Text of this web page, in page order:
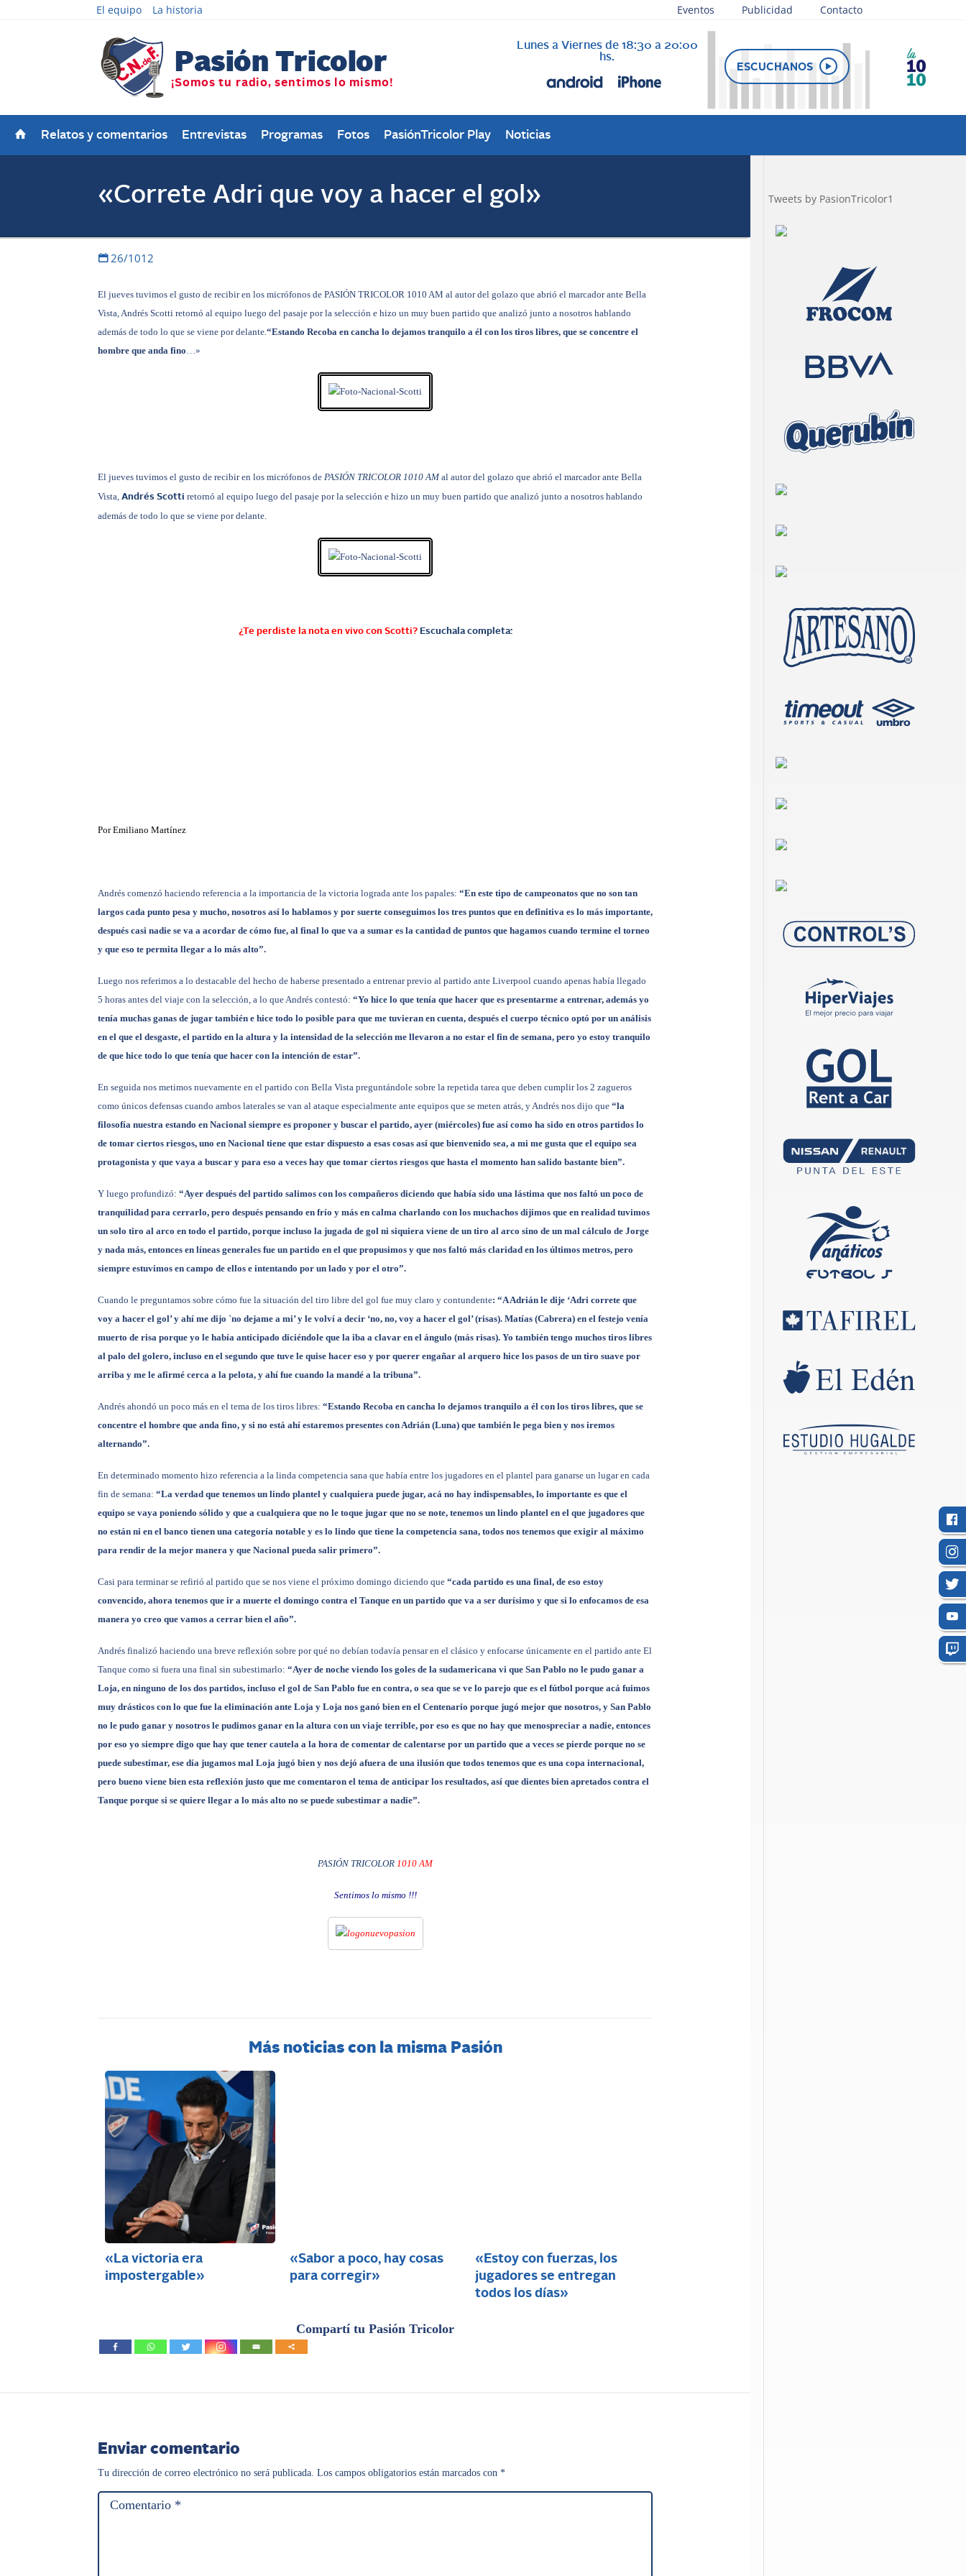
El equipo La historia Eventos Publicidad Contacto
Lunes a Viernes de 18:30 a 20:00
hs.
AL AIRE cada vez que juega
Nacional
ESCUCHANOS
Relatos y comentarios Entrevistas Programas Fotos PasiónTricolor Play Noticias
«Correte Adri que voy a hacer el gol»
26/1012
El jueves tuvimos el gusto de recibir en los micrófonos de PASIÓN TRICOLOR 1010 AM al autor del golazo que abrió el marcador ante Bella
Vista, Andrés Scotti retornó al equipo luego del pasaje por la selección e hizo un muy buen partido que analizó junto a nosotros hablando
además de todo lo que se viene por delante.“Estando Recoba en cancha lo dejamos tranquilo a él con los tiros libres, que se concentre el
hombre que anda fino…»
El jueves tuvimos el gusto de recibir en los micrófonos dePASIÓN TRICOLOR 1010 AMal autor del golazo que abrió el marcador ante Bella
Vista, Andrés Scotti retornó al equipo luego del pasaje por la selección e hizo un muy buen partido que analizó junto a nosotros hablando
además de todo lo que se viene por delante.
¿Te perdiste la nota en vivo con Scotti? Escuchala completa:
Por Emiliano Martínez
Andrés comenzó haciendo referencia a la importancia de la victoria lograda ante los papales: “En este tipo de campeonatos que no son tan
largos cada punto pesa y mucho, nosotros así lo hablamos y por suerte conseguimos los tres puntos que en definitiva es lo más importante,
después casi nadie se va a acordar de cómo fue, al final lo que va a sumar es la cantidad de puntos que hagamos cuando termine el torneo
y que eso te permita llegar a lo más alto”.
Luego nos referimos a lo destacable del hecho de haberse presentado a entrenar previo al partido ante Liverpool cuando apenas había llegado
5 horas antes del viaje con la selección, a lo que Andrés contestó: “Yo hice lo que tenía que hacer que es presentarme a entrenar, además yo
tenía muchas ganas de jugar también e hice todo lo posible para que me tuvieran en cuenta, después el cuerpo técnico optó por un análisis
en el que el desgaste, el partido en la altura y la intensidad de la selección me llevaron a no estar el fin de semana, pero yo estoy tranquilo
de que hice todo lo que tenía que hacer con la intención de estar”.
En seguida nos metimos nuevamente en el partido con Bella Vista preguntándole sobre la repetida tarea que deben cumplir los 2 zagueros
como únicos defensas cuando ambos laterales se van al ataque especialmente ante equipos que se meten atrás, y Andrés nos dijo que “la
filosofía nuestra estando en Nacional siempre es proponer y buscar el partido, ayer (miércoles) fue así como ha sido en otros partidos lo
de tomar ciertos riesgos, uno en Nacional tiene que estar dispuesto a esas cosas así que bienvenido sea, a mi me gusta que el equipo sea
protagonista y que vaya a buscar y para eso a veces hay que tomar ciertos riesgos que hasta el momento han salido bastante bien”.
Y luego profundizó: “Ayer después del partido salimos con los compañeros diciendo que había sido una lástima que nos faltó un poco de
tranquilidad para cerrarlo, pero después pensando en frío y más en calma charlando con los muchachos dijimos que en realidad tuvimos
un solo tiro al arco en todo el partido, porque incluso la jugada de gol ni siquiera viene de un tiro al arco sino de un mal cálculo de Jorge
y nada más, entonces en líneas generales fue un partido en el que propusimos y que nos faltó más claridad en los últimos metros, pero
siempre estuvimos en campo de ellos e intentando por un lado y por el otro”.
Cuando le preguntamos sobre cómo fue la situación del tiro libre del gol fue muy claro y contundente: “A Adrián le dije ‘Adri correte que
voy a hacer el gol’ y ahí me dijo `no dejame a mi’ y le volví a decir ‘no, no, voy a hacer el gol’ (risas). Matías (Cabrera) en el festejo venía
muerto de risa porque yo le había anticipado diciéndole que la iba a clavar en el ángulo (más risas). Yo también tengo muchos tiros libres
al palo del golero, incluso en el segundo que tuve le quise hacer eso y por querer engañar al arquero hice los pasos de un tiro suave por
arriba y me le afirmé cerca a la pelota, y ahí fue cuando la mandé a la tribuna”.
Andrés ahondó un poco más en el tema de los tiros libres: “Estando Recoba en cancha lo dejamos tranquilo a él con los tiros libres, que se
concentre el hombre que anda fino, y si no está ahí estaremos presentes con Adrián (Luna) que también le pega bien y nos iremos
alternando”.
En determinado momento hizo referencia a la linda competencia sana que había entre los jugadores en el plantel para ganarse un lugar en cada
fin de semana: “La verdad que tenemos un lindo plantel y cualquiera puede jugar, acá no hay indispensables, lo importante es que el
equipo se vaya poniendo sólido y que a cualquiera que no le toque jugar que no se note, tenemos un lindo plantel en el que jugadores que
no están ni en el banco tienen una categoría notable y es lo lindo que tiene la competencia sana, todos nos tenemos que exigir al máximo
para rendir de la mejor manera y que Nacional pueda salir primero”.
Casi para terminar se refirió al partido que se nos viene el próximo domingo diciendo que “cada partido es una final, de eso estoy
convencido, ahora tenemos que ir a muerte el domingo contra el Tanque en un partido que va a ser durísimo y que si lo enfocamos de esa
manera yo creo que vamos a cerrar bien el año”.
Andrés finalizó haciendo una breve reflexión sobre por qué no debían todavía pensar en el clásico y enfocarse únicamente en el partido ante El
Tanque como si fuera una final sin subestimarlo: “Ayer de noche viendo los goles de la sudamericana vi que San Pablo no le pudo ganar a
Loja, en ninguno de los dos partidos, incluso el gol de San Pablo fue en contra, o sea que se ve lo parejo que es el fútbol porque acá fuimos
muy drásticos con lo que fue la eliminación ante Loja y Loja nos ganó bien en el Centenario porque jugó mejor que nosotros, y San Pablo
no le pudo ganar y nosotros le pudimos ganar en la altura con un viaje terrible, por eso es que no hay que menospreciar a nadie, entonces
por eso yo siempre digo que hay que tener cautela a la hora de comentar de calentarse por un partido que a veces se pierde porque no se
puede subestimar, ese día jugamos mal Loja jugó bien y nos dejó afuera de una ilusión que todos tenemos que es una copa internacional,
pero bueno viene bien esta reflexión justo que me comentaron el tema de anticipar los resultados, así que dientes bien apretados contra el
Tanque porque si se quiere llegar a lo más alto no se puede subestimar a nadie”.
PASIÓN TRICOLOR 1010 AM
Sentimos lo mismo !!!
Más noticias con la misma Pasión
«La victoria era
impostergable»
«Sabor a poco, hay cosas
para corregir»
«Estoy con fuerzas, los
jugadores se entregan
todos los días»
Compartí tu Pasión Tricolor
Enviar comentario
Tu dirección de correo electrónico no será publicada. Los campos obligatorios están marcados con *
Tweets by PasionTricolor1